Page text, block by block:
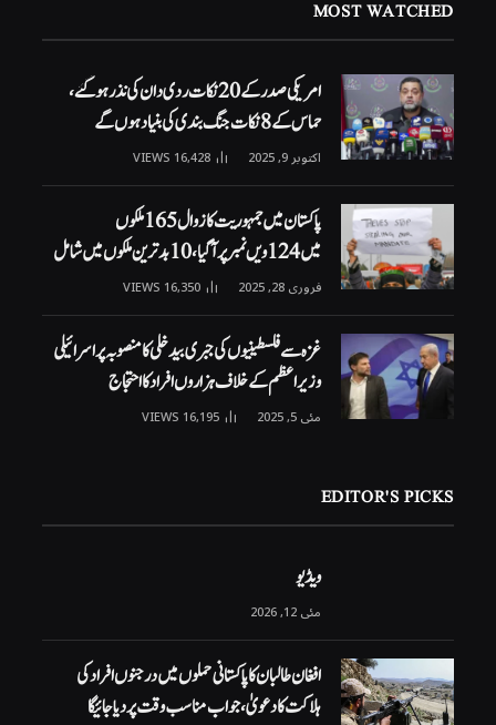
MOST WATCHED
امریکی صدر کے 20 نکات ردی دان کی نذر ہوگئے،
حماس کے 8 نکات جنگ بندی کی بنیاد ہوں گے
اکتوبر 9, 2025 16,428
VIEWS
پاکستان میں جمہوریت کا زوال 165 ملکوں
میں 124ویں نمبر پر آگیا، 10 بدترین ملکوں میں شامل
فروری 28, 2025 16,350
VIEWS
غزہ سے فلسطینیوں کی جبری بیدخلی کا منصوبہ پر اسرائیلی
وزیراعظم کے خلاف ہزاروں افراد کا احتجاج
مئی 5, 2025 16,195
VIEWS
EDITOR'S PICKS
ویڈیو
مئی 12, 2026
افغان طالبان کا پاکستانی حملوں میں درجنوں افراد کی
ہلاکت کا دعویٰ، جواب مناسب وقت پر دیا جائیگا